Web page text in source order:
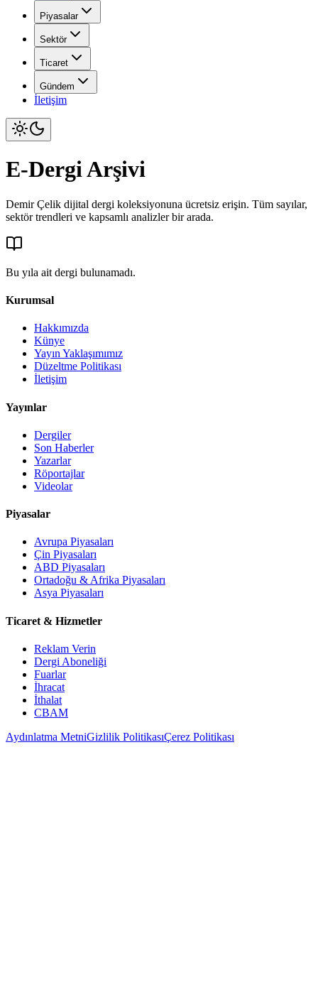
Piyasalar
Sektör
Ticaret
Gündem
İletişim
E-Dergi Arşivi
Demir Çelik dijital dergi koleksiyonuna ücretsiz erişin. Tüm sayılar,
sektör trendleri ve kapsamlı analizler bir arada.
Bu yıla ait dergi bulunamadı.
Kurumsal
Hakkımızda
Künye
Yayın Yaklaşımımız
Düzeltme Politikası
İletişim
Yayınlar
Dergiler
Son Haberler
Yazarlar
Röportajlar
Videolar
Piyasalar
Avrupa Piyasaları
Çin Piyasaları
ABD Piyasaları
Ortadoğu & Afrika Piyasaları
Asya Piyasaları
Ticaret & Hizmetler
Reklam Verin
Dergi Aboneliği
Fuarlar
İhracat
İthalat
CBAM
Aydınlatma MetniGizlilik PolitikasıÇerez Politikası